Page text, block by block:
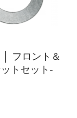
│ フロント＆
トセット-